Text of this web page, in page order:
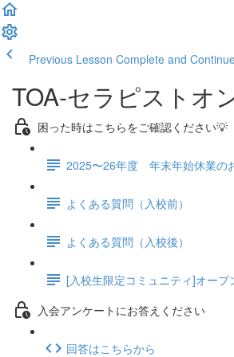
Previous Lesson Complete and
TOA-セラピストオ
困った時はこちらをご確認ください💡
2025〜26年度 年末年始休業の
よくある質問（入校前）
よくある質問（入校後）
[入校生限定コミュニティ]オー
入会アンケートにお答えください
回答はこちらから